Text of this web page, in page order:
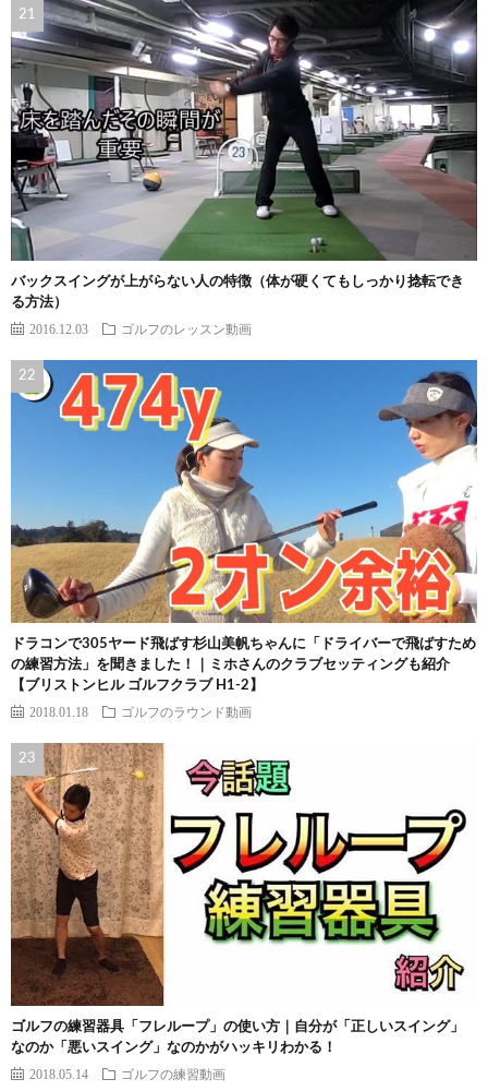
バックスイングが上がらない人の特徴（体が硬くてもしっかり捻転でき
る方法）
2016.12.03 ゴルフのレッスン動画
ドラコンで305ヤード飛ばす杉山美帆ちゃんに「ドライバーで飛ばすため
の練習方法」を聞きました！｜ミホさんのクラブセッティングも紹介
【ブリストンヒル ゴルフクラブ H1-2】
2018.01.18 ゴルフのラウンド動画
ゴルフの練習器具「フレループ」の使い方｜自分が「正しいスイング」
なのか「悪いスイング」なのかがハッキリわかる！
2018.05.14 ゴルフの練習動画